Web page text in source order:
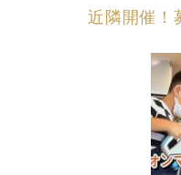
近隣開催